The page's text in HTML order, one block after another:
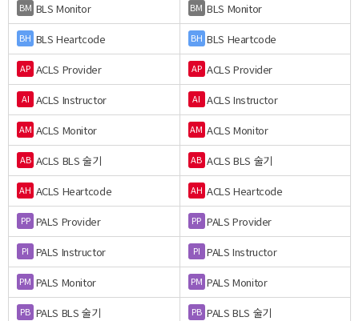
BM BLS Monitor BM BLS Monitor
BH BLS Heartcode BH BLS Heartcode
AP ACLS Provider AP ACLS Provider
AI ACLS Instructor AI ACLS Instructor
AM ACLS Monitor AM ACLS Monitor
AB ACLS BLS 술기 AB ACLS BLS 술기
AH ACLS Heartcode AH ACLS Heartcode
PP PALS Provider PP PALS Provider
PI PALS Instructor PI PALS Instructor
PM PALS Monitor PM PALS Monitor
PB PALS BLS 술기 PB PALS BLS 술기